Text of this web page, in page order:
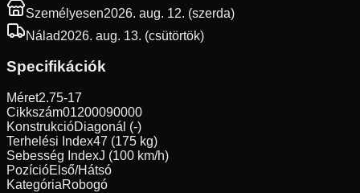
Személyesen2026. aug. 12. (szerda)
Nálad2026. aug. 13. (csütörtök)
Specifikációk
Méret2.75-17
Cikkszám01200090000
KonstrukcióDiagonál (-)
Terhelési Index47 (175 kg)
Sebesség IndexJ (100 km/h)
PozícióElső/Hátsó
KategóriaRobogó